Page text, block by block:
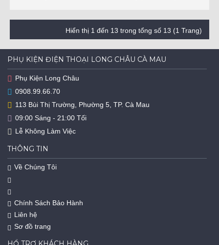
Hiển thị 1 đến 13 trong tổng số 13 (1 Trang)
PHỤ KIỆN ĐIỆN THOẠI LONG CHÂU CÀ MAU
Phụ Kiện Long Châu
0908.99.66.70
113 Bùi Thị Trường, Phường 5, TP. Cà Mau
09:00 Sáng - 21:00 Tối
Lễ Không Làm Việc
THÔNG TIN
Về Chúng Tôi
Chính Sách Bảo Hành
Liên hệ
Sơ đồ trang